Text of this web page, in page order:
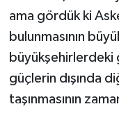
ama gördük ki
bulunmasının
büyükşehirlerdeki
güçlerin dışında
taşınmasının